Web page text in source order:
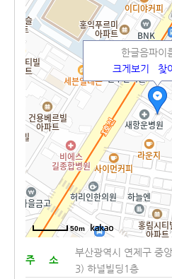
한글음파이
크게보기
찾
50m
주 소
부산광역시 연제구 중
3) 하널빌딩1층